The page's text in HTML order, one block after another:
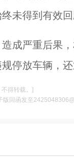
未得到有效回
成严重后果
停放车辆，还
得转载。]
回函发至